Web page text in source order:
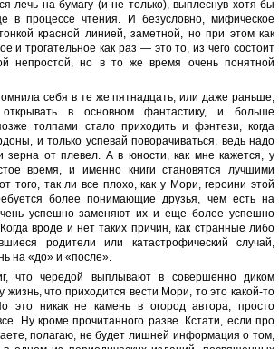
лечь на бумагу (и не только), выплеснув хотя бы
в процессе чтения. И безусловно, мифическое
красной линией, заметной, но при этом как
и трогательное как раз — это то, из чего состоит
непростой, но в то же время очень понятной
себя в те же пятнадцать, или даже раньше,
в основном фантастику, и больше
толпами стало приходить и фэнтези, когда
и только успевай поворачиваться, ведь надо
зерна от плевел. А в юности, как мне кажется, у
время, и именно книги становятся лучшими
того, так ли все плохо, как у Мори, героини этой
более понимающие друзья, чем есть на
успешно заменяют их и еще более успешно
вроде и нет таких причин, как странные либо
родители или катастрофический случай,
на «до» и «после».
что чередой выплывают в совершенно диком
жизнь, что приходится вести Мори, то это какой-то
это никак не камень в огород автора, просто
Ну кроме прочитанного разве. Кстати, если про
полагаю, не будет лишней информация о том,